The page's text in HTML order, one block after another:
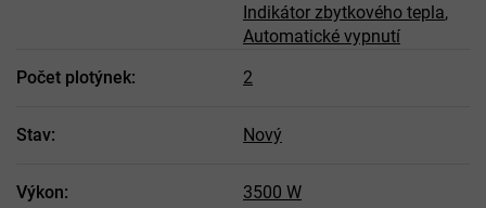
Indikátor zbytkového tepla,
Automatické vypnutí
Počet plotýnek: 2
Stav: Nový
Výkon: 3500 W